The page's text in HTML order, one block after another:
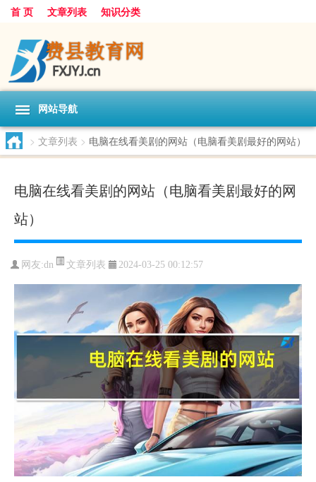
首 页 文章列表 知识分类
网站导航
> 文章列表 > 电脑在线看美剧的网站（电脑看美剧最好的网站）
电脑在线看美剧的网站（电脑看美剧最好的网
站）
网友:dn 文章列表 2024-03-25 00:12:57